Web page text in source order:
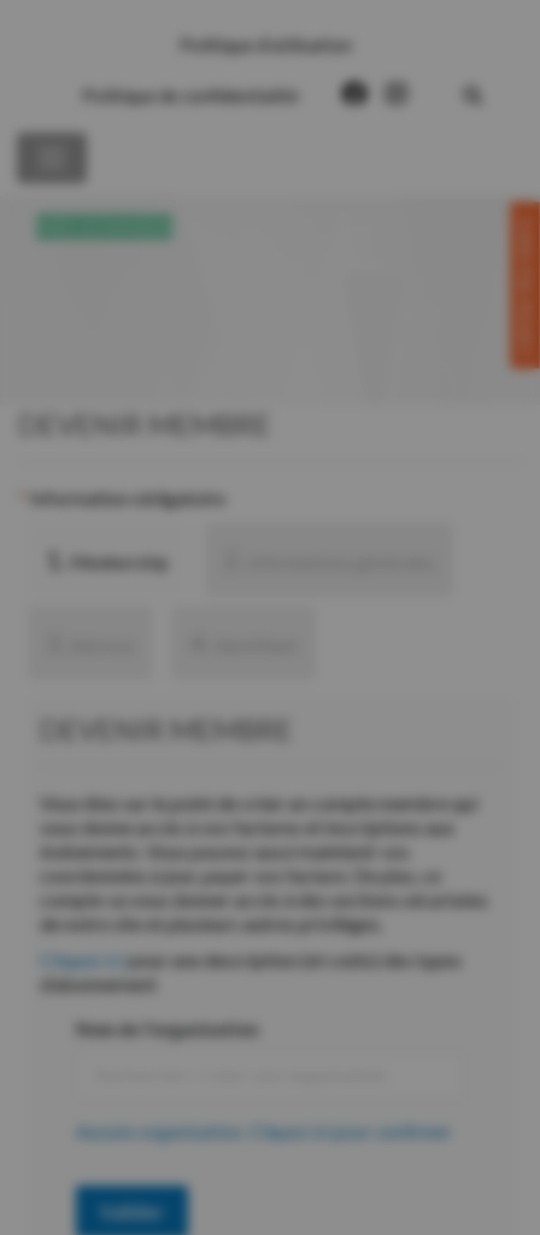
Politique d’utilisation
Politique de confidentialité
DEVENIR MEMBRE
Information obligatoire
DEVENIR MEMBRE
Vous êtes sur le point de créer un compte membre qui
vous donne accès à vos factures et inscriptions aux
événements. Vous pouvez aussi maintenir vos
coordonnées à jour, payer vos facture. De plus, ce
compte va vous donner accès à des sections sécurisées
de notre site et plusieurs autres privilèges.
Cliquez ici
pour une description (et coûts) des types
d’abonnement
Nom de l'organisation
Aucune organisation. Cliquez ici pour confirmer
Valider